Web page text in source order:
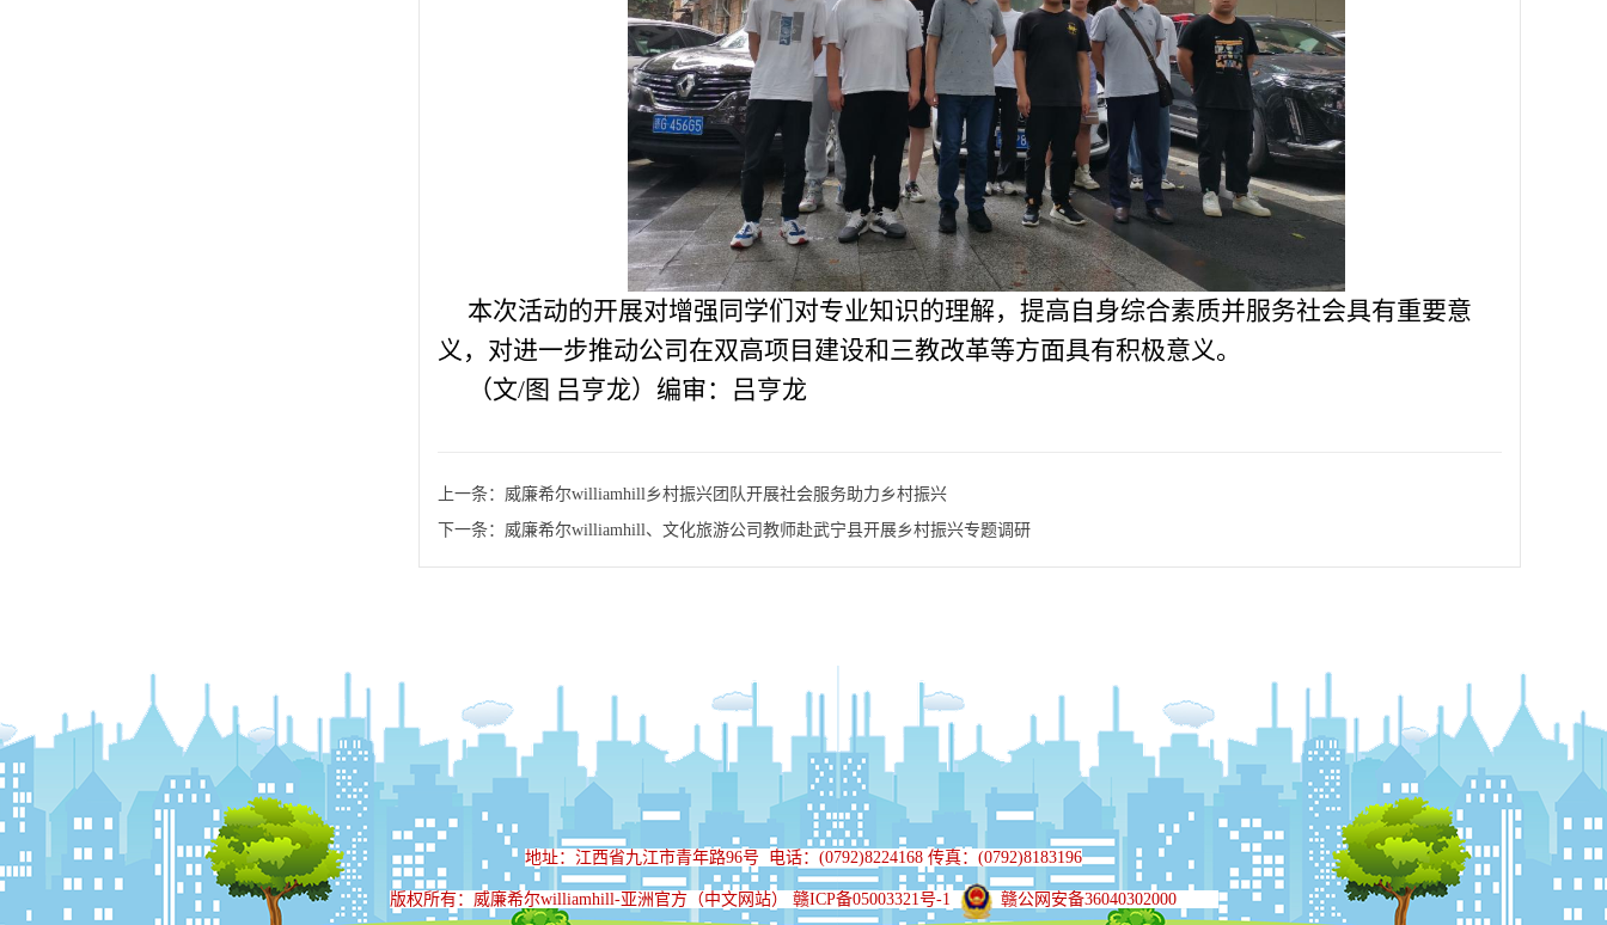
本次活动的开展对增强同学们对专业知识的理解，提高自身综合素质并服务社会具有重要意
义，对进一步推动公司在双高项目建设和三教改革等方面具有积极意义。
（文/图 吕亨龙）编审：吕亨龙
上一条： 威廉希尔williamhill乡村振兴团队开展社会服务助力乡村振兴
下一条： 威廉希尔williamhill、文化旅游公司教师赴武宁县开展乡村振兴专题调研
地址：江西省九江市青年路96号 电话：(0792)8224168 传真：(0792)8183196
版权所有：威廉希尔williamhill-亚洲官方（中文网站） 赣ICP备05003321号-1 赣公网安备36040302000140号